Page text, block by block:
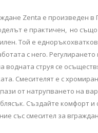
Zenta е произведен в
е практичен, но също
Той е
с него. Регулирането
водната струя се
Смесителят е с
от натрупването на
Създайте комфорт и
със смесител за